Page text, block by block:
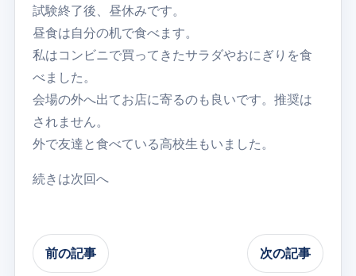
試験終了後、昼休みです。
昼食は自分の机で食べます。
私はコンビニで買ってきたサラダやおにぎりを食
べました。
会場の外へ出てお店に寄るのも良いです。推奨は
されません。
外で友達と食べている高校生もいました。
続きは次回へ
前の記事 次の記事